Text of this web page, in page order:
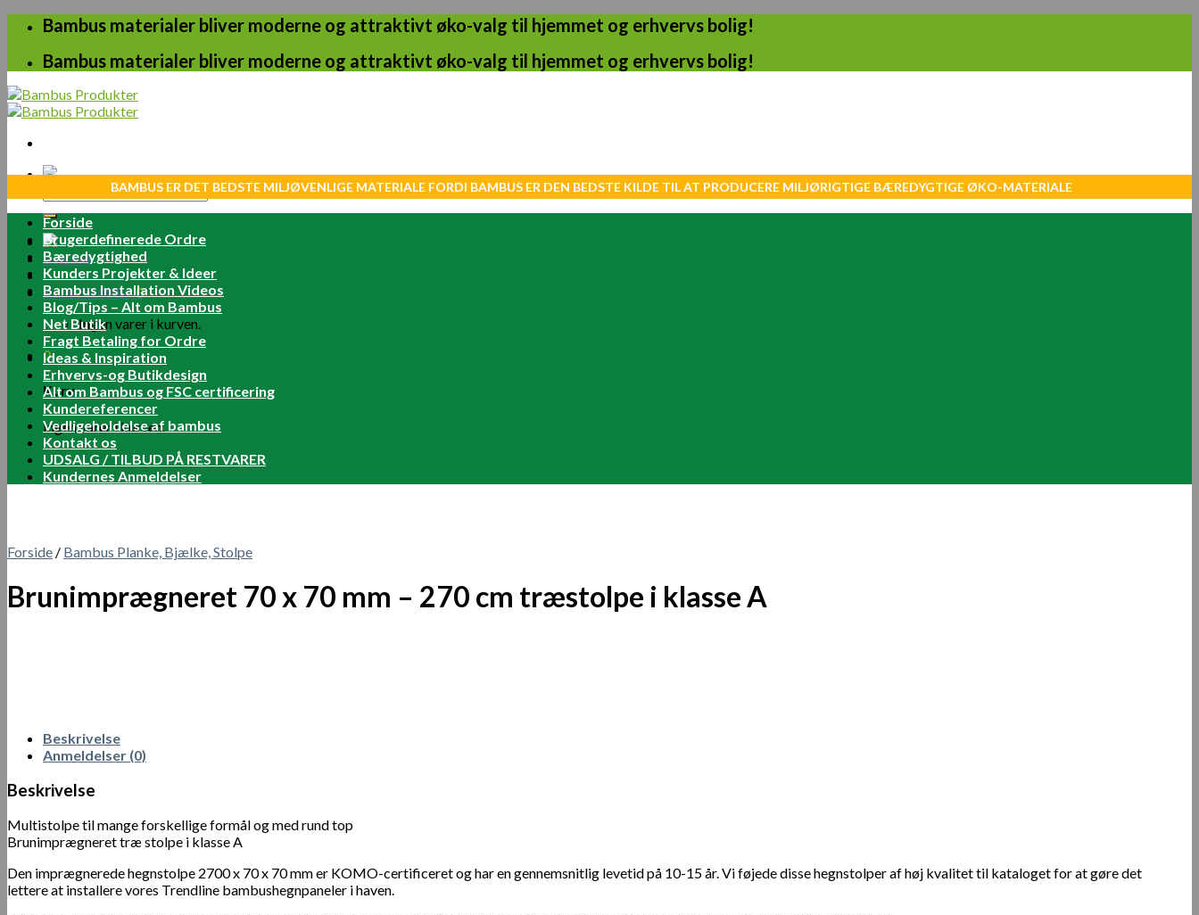
Skip
content
Bambus materialer bliver moderne og attraktivt øko-valg til hjemmet og erhvervs bolig!
Bambus materialer bliver moderne og attraktivt øko-valg til hjemmet og erhvervs bolig!
efter:
Log ind
Kurv /0.00kr.0
Ingen varer i kurven.
0
Kurv
Ingen varer i kurven.
BAMBUS ER DET BEDSTE MILJØVENLIGE MATERIALE FORDI BAMBUS ER DEN BEDSTE KILDE TIL AT PRODUCERE MILJØRIGTIGE BÆREDYGTIGE ØKO-MATERIALE
Forside
Brugerdefinerede Ordre
Bæredygtighed
Kunders Projekter & Ideer
Bambus Installation Videos
Blog/Tips – Alt om Bambus
Net Butik
Fragt Betaling for Ordre
Ideas & Inspiration
Erhvervs-og Butikdesign
Alt om Bambus og FSC certificering
Kundereferencer
Vedligeholdelse af bambus
Kontakt os
UDSALG / TILBUD PÅ RESTVARER
Kundernes Anmeldelser
Forside / Bambus Planke, Bjælke, Stolpe
Brunimprægneret 70 x 70 mm – 270 cm træstolpe i klasse A
Beskrivelse
Anmeldelser (0)
Beskrivelse
Multistolpe til mange forskellige formål og med rund top
Brunimprægneret træ stolpe i klasse A
Den imprægnerede hegnstolpe 2700 x 70 x 70 mm er KOMO-certificeret og har en gennemsnitlig levetid på 10-15 år. Vi føjede disse hegnstolper af høj kvalitet til kataloget for at gøre det
lettere at installere vores Trendline bambushegnpaneler i haven.